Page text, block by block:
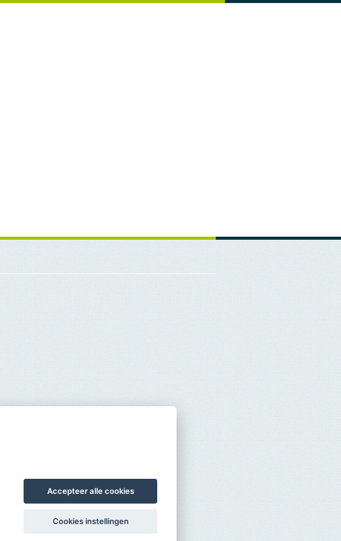
Accepteer alle cookies
Cookies instellingen